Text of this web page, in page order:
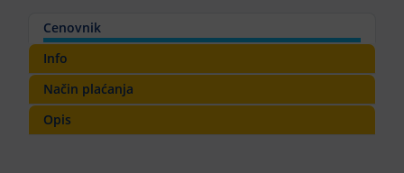
Opis
Cenovnik
Info
Način plaćanja